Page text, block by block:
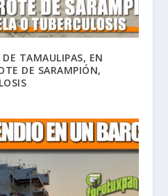
TAMAULIPAS, EN
DE SARAMPIÓN,